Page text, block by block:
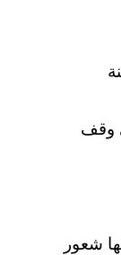
وقف
شعور